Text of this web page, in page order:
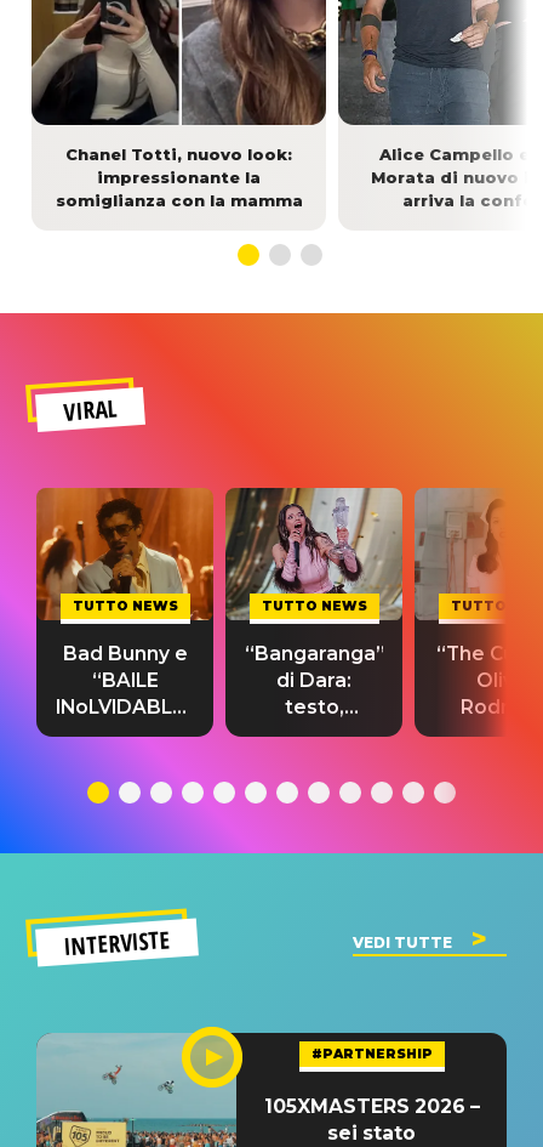
Chanel Totti, nuovo look:
impressionante la
somiglianza con la mamma
Alice Campello e
Morata di nuovo
arriva la
VIRAL
TUTTO NEWS
Bad Bunny e
“BAILE
INoLVIDABLE”:
testo,
significato
TUTTO NEWS
“Bangaranga”
di Dara:
testo,
traduzione e
del singolo
TUTTO
“The
Olivia
testo,
INTERVISTE VEDI TUTTE
#PARTNERSHIP
105XMASTERS 2026 –
sei stato